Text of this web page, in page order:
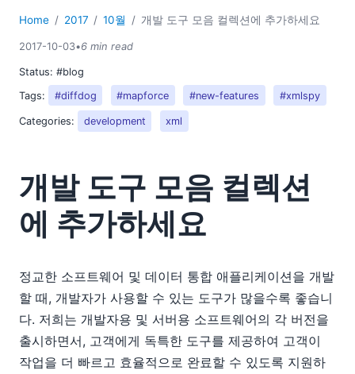
Home 2017 10월 개발 도구 모음 컬렉션에 추가하세요
2017-10-03•6 min read
Status: #blog
Tags:
#diffdog #mapforce #new-features #xmlspy
Categories: development xml
개발 도구 모음 컬렉션
에 추가하세요
정교한 소프트웨어 및 데이터 통합 애플리케이션을 개발
할 때, 개발자가 사용할 수 있는 도구가 많을수록 좋습니
다. 저희는 개발자용 및 서버용 소프트웨어의 각 버전을
출시하면서, 고객에게 독특한 도구를 제공하여 고객이
작업을 더 빠르고 효율적으로 완료할 수 있도록 지원하